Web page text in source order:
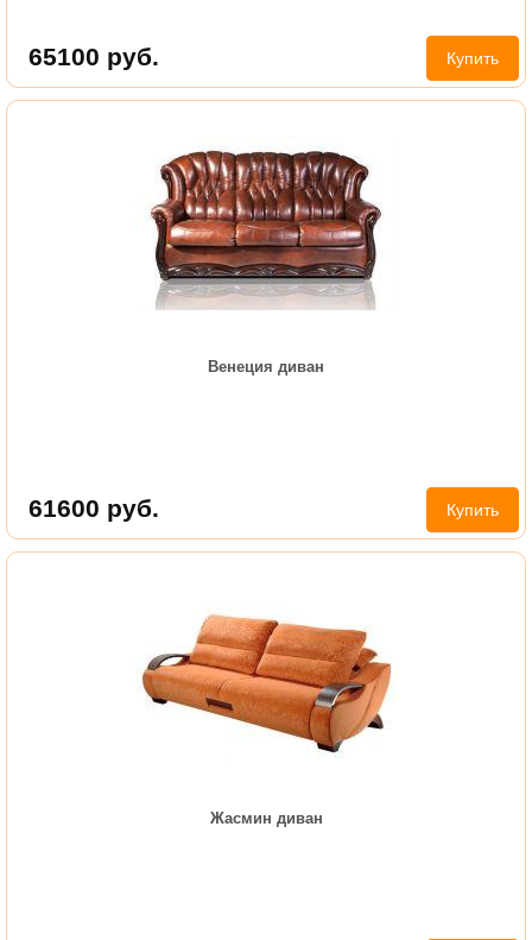
65100 руб. Купить
Венеция диван
61600 руб. Купить
Жасмин диван